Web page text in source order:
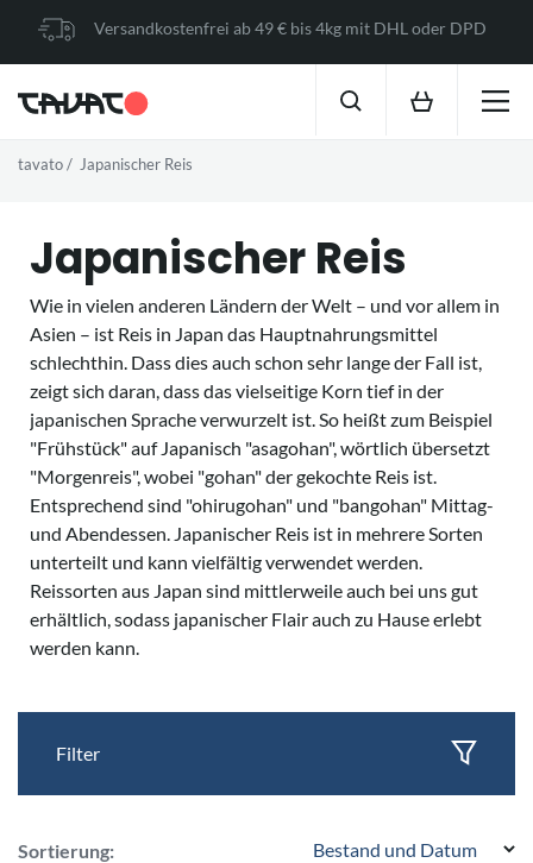
Versandkostenfrei ab 49 € bis 4kg mit DHL oder DPD
tavato Japanischer Reis
Japanischer Reis
Wie in vielen anderen Ländern der Welt – und vor allem in
Asien – ist Reis in Japan das Hauptnahrungsmittel
schlechthin. Dass dies auch schon sehr lange der Fall ist,
zeigt sich daran, dass das vielseitige Korn tief in der
japanischen Sprache verwurzelt ist. So heißt zum Beispiel
"Frühstück" auf Japanisch "asagohan", wörtlich übersetzt
"Morgenreis", wobei "gohan" der gekochte Reis ist.
Entsprechend sind "ohirugohan" und "bangohan" Mittag-
und Abendessen. Japanischer Reis ist in mehrere Sorten
unterteilt und kann vielfältig verwendet werden.
Reissorten aus Japan sind mittlerweile auch bei uns gut
erhältlich, sodass japanischer Flair auch zu Hause erlebt
werden kann.
Filter
Sortierung: Bestand und Datum